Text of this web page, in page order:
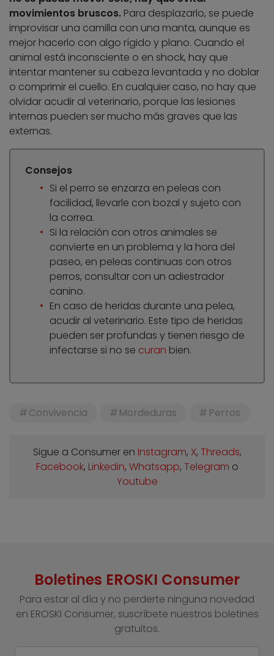
movimientos bruscos. Para desplazarlo, se puede
improvisar una camilla con una manta, aunque es
mejor hacerlo con algo rígido y plano. Cuando el
animal está inconsciente o en shock, hay que
intentar mantener su cabeza levantada y no doblar
o comprimir el cuello. En cualquier caso, no hay que
olvidar acudir al veterinario, porque las lesiones
internas pueden ser mucho más graves que las
externas.
Consejos
Si el perro se enzarza en peleas con
facilidad, llevarle con bozal y sujeto con
la correa.
Si la relación con otros animales se
convierte en un problema y la hora del
paseo, en peleas continuas con otros
perros, consultar con un adiestrador
canino.
En caso de heridas durante una pelea,
acudir al veterinario. Este tipo de heridas
pueden ser profundas y tienen riesgo de
infectarse si no se curan bien.
Convivencia Mordeduras Perros
Sigue a Consumer en Instagram, X, Threads,
Facebook, Linkedin, Whatsapp, Telegram o
Youtube
Boletines EROSKI Consumer
Para estar al día y no perderte ninguna novedad
en EROSKI Consumer, suscríbete nuestros boletines
gratuitos.